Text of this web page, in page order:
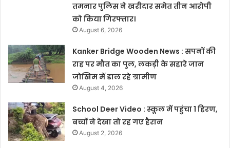
तमनार पुलिस ने खरीदार समेत तीन आरोपी
को किया गिरफ्तार।
August 6, 2026
Kanker Bridge Wooden News : सपनों की
राह पर मौत का पुल, लकड़ी के सहारे जान
जोखिम में डाल रहे ग्रामीण
August 4, 2026
School Deer Video : स्कूल में पहुंचा 1 हिरण,
बच्चों ने देखा तो रह गए हैरान
August 2, 2026